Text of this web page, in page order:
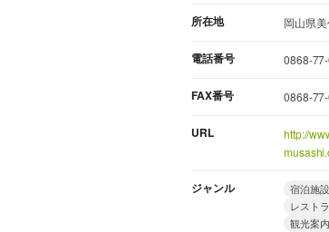
所在地 岡山県
電話番号 0868-
FAX番号 0868-
URL
http://
ジャンル 宿泊施設
レスト
観光案内